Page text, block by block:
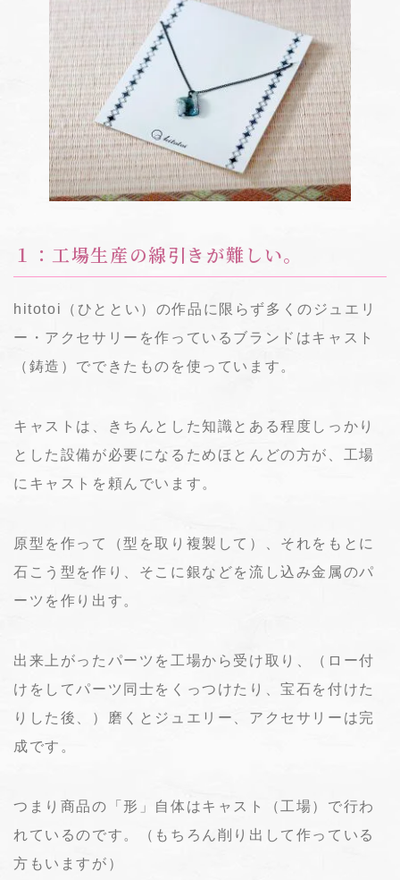
１：工場生産の線引きが難しい。
hitotoi（ひととい）の作品に限らず多くのジュエリ
ー・アクセサリーを作っているブランドはキャスト
（鋳造）でできたものを使っています。
キャストは、きちんとした知識とある程度しっかり
とした設備が必要になるためほとんどの方が、工場
にキャストを頼んでいます。
原型を作って（型を取り複製して）、それをもとに
石こう型を作り、そこに銀などを流し込み金属のパ
ーツを作り出す。
出来上がったパーツを工場から受け取り、（ロー付
けをしてパーツ同士をくっつけたり、宝石を付けた
りした後、）磨くとジュエリー、アクセサリーは完
成です。
つまり商品の「形」自体はキャスト（工場）で行わ
れているのです。（もちろん削り出して作っている
方もいますが）